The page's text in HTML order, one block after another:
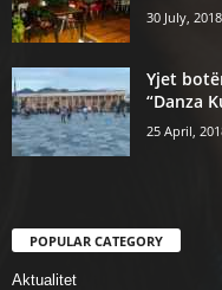
30 July, 2018
Yjet
“Danza
25 April,
POPULAR CATEGORY
Aktualitet